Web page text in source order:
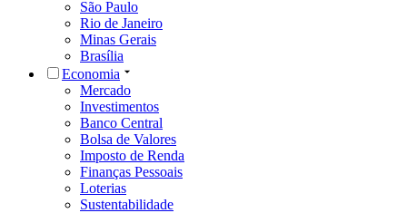
São Paulo
Rio de Janeiro
Minas Gerais
Brasília
Economia
Mercado
Investimentos
Banco Central
Bolsa de Valores
Imposto de Renda
Finanças Pessoais
Loterias
Sustentabilidade